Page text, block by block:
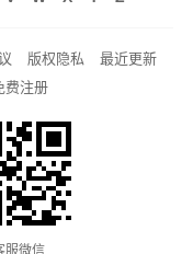
版权隐私
最近更新
费注册
服微信